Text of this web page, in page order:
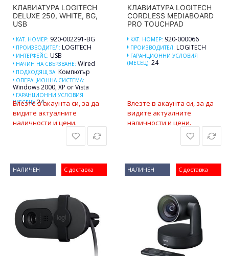
КЛАВИАТУРА LOGITECH
DELUXE 250, WHITE, BG,
USB
КАТ. НОМЕР: 920-002291-BG
ПРОИЗВОДИТЕЛ: LOGITECH
ИНТЕРФЕЙС: USB
НАЧИН НА СВЪРЗВАНЕ: Wired
ПОДХОДЯЩ ЗА: Компютър
ОПЕРАЦИОННА СИСТЕМА:
Windows 2000, XP or Vista
ГАРАНЦИОННИ УСЛОВИЯ
(МЕСЕЦ): 24
Влезте в акаунта си, за да
видите актуалните
наличности и цени.
КЛАВИАТУРА LOGITECH
CORDLESS MEDIABOARD
PRO TOUCHPAD
КАТ. НОМЕР: 920-000066
ПРОИЗВОДИТЕЛ: LOGITECH
ГАРАНЦИОННИ УСЛОВИЯ
(МЕСЕЦ): 24
Влезте в акаунта си, за да
видите актуалните
наличности и цени.
С доставка
НАЛИЧЕН С доставка
НАЛИЧЕН